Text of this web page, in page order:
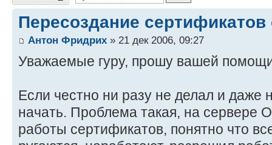
Пересоздание сертификатов
Антон Фридрих » 21 дек 2006, 09:27
Уважаемые гуру, прошу вашей
Если честно ни разу не делал и даже
начать. Проблема такая, на сервере
работы сертификатов, понятно что